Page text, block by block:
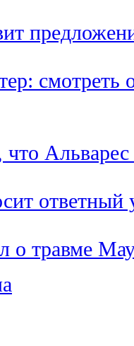
смотреть
Альварес
ответный
о травме